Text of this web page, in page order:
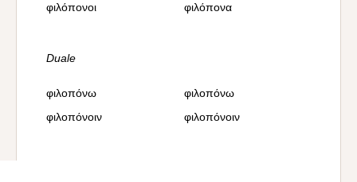
φιλόπονοι
φιλόπονα
Duale
φιλοπόνω
φιλοπόνω
φιλοπόνοιν
φιλοπόνοιν